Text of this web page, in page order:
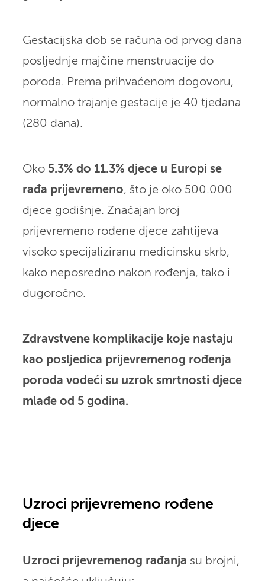
Gestacijska dob se računa od prvog dana
posljednje majčine menstruacije do
poroda. Prema prihvaćenom dogovoru,
normalno trajanje gestacije je 40 tjedana
(280 dana).
Oko 5.3% do 11.3% djece u Europi se
rađa prijevremeno, što je oko 500.000
djece godišnje. Značajan broj
prijevremeno rođene djece zahtijeva
visoko specijaliziranu medicinsku skrb,
kako neposredno nakon rođenja, tako i
dugoročno.
Zdravstvene komplikacije koje nastaju
kao posljedica prijevremenog rođenja
poroda vodeći su uzrok smrtnosti djece
mlađe od 5 godina.
Uzroci prijevremeno rođene
djece
Uzroci prijevremenog rađanja su brojni,